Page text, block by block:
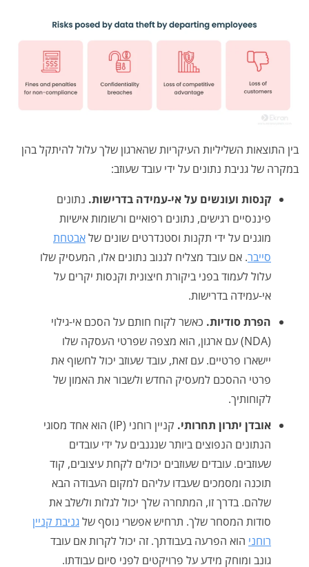
בין התוצאות השליליות העיקריות שהארגון שלך עלול להיתקל בהן
במקרה של גניבת נתונים על ידי עובד שעוזב:
קנסות ועונשים על אי-עמידה בדרישות. נתונים
פיננסיים רגישים, נתונים רפואיים ורשומות אישיות
מוגנים על ידי תקנות וסטנדרטים שונים שלאבטחת
סייבר. אם עובד מצליח לגנוב נתונים אלו, המעסיק שלו
עלול לעמוד בפני ביקורת חיצונית וקנסות יקרים על
אי-עמידה בדרישות.
הפרת סודיות. כאשר לקוח חותם על הסכם אי-גילוי
(NDA) עם ארגון, הוא מצפה שפרטי העסקה שלו
יישארו פרטיים. עם זאת, עובד שעוזב יכול לחשוף את
פרטי ההסכם למעסיק החדש ולשבור את האמון של
לקוחותיך.
אובדן יתרון תחרותי.
קניין רוחני (IP) הוא אחד מסוגי
הנתונים הנפוצים ביותר שנגנבים על ידי עובדים
שעוזבים. עובדים שעוזבים יכולים לקחת עיצובים, קוד
תוכנה ומסמכים שעבדו עליהם למקום העבודה הבא
שלהם. בדרך זו, המתחרה שלך יכול לגלות ולשלב את
סודות המסחר שלך. תרחיש אפשרי נוסף שלגניבת קניין
רוחני הוא הפרעה בעבודתך. זה יכול לקרות אם עובד
גונב ומוחק מידע על פרויקטים לפני סיום עבודתו.